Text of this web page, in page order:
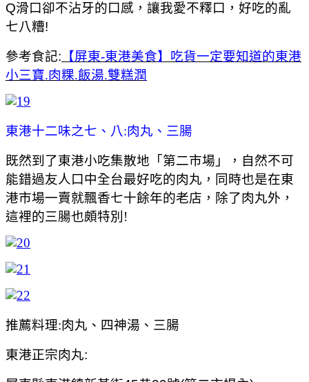
Q滑口卻不沾牙的口感，讓我愛不釋口，好吃的亂
七八糟!
參考食記: 【屏東-東港美食】吃貨一定要知道的東港
小三寶.肉粿.飯湯.雙糕潤
東港十二味之七、八:肉丸、三腸
既然到了東港小吃集散地「第二市場」，自然不可
能錯過友人口中全台最好吃的肉丸，同時也是在東
港市場一賣就飄香七十餘年的老店，除了肉丸外，
這裡的三腸也頗特別!
推薦料理:肉丸、四神湯、三腸
東港正宗肉丸: